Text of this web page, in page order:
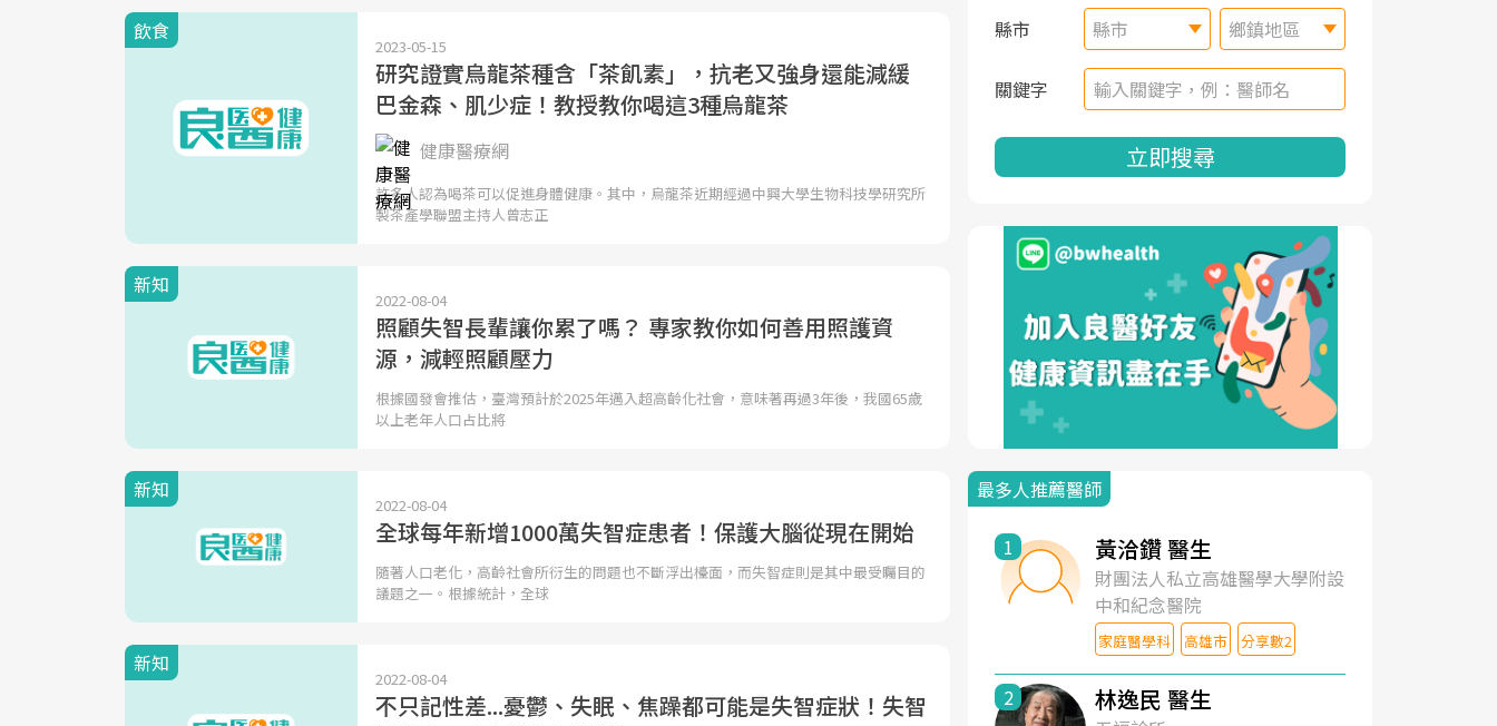
飲食
2023-05-15
研究證實烏龍茶種含「茶飢素」，抗老又強身還能減緩
巴金森、肌少症！教授教你喝這3種烏龍茶
健康醫療網
許多人認為喝茶可以促進身體健康。其中，烏龍茶近期經過中興大學生物科技學研究所
製茶產學聯盟主持人曾志正
新知
2022-08-04
照顧失智長輩讓你累了嗎？ 專家教你如何善用照護資
源，減輕照顧壓力
根據國發會推估，臺灣預計於2025年邁入超高齡化社會，意味著再過3年後，我國65歲
以上老年人口占比將
新知
2022-08-04
全球每年新增1000萬失智症患者！保護大腦從現在開始
隨著人口老化，高齡社會所衍生的問題也不斷浮出檯面，而失智症則是其中最受矚目的
議題之一。根據統計，全球
新知
2022-08-04
不只記性差...憂鬱、失眠、焦躁都可能是失智症狀！失智
縣市 縣市 鄉鎮地區
關鍵字
立即搜尋
最多人推薦醫師
1 黃洽鑽 醫生
財團法人私立高雄醫學大學附設
中和紀念醫院
家庭醫學科 高雄市 分享數2
2 林逸民 醫生